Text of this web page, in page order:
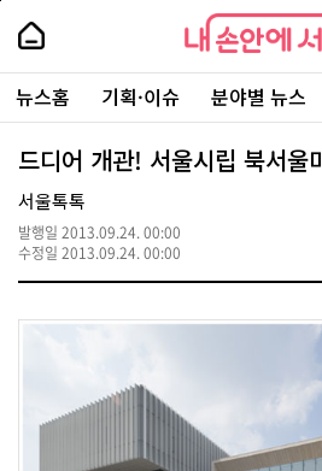
본
로
가
내
손
안
에
서
울
-
서
울
시
대
표
소
포
내
손
에
울
주
요
서
뉴스홈 기획·이슈 분야별 뉴스
드디어 개관! 서울시립 북서울
서울톡톡
발행일 2013.09.24. 00:00
수정일 2013.09.24. 00:00
페
상
단
로